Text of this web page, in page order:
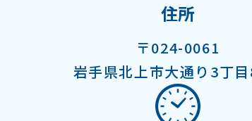
住所
〒024-0061
岩手県北上市大通り3丁